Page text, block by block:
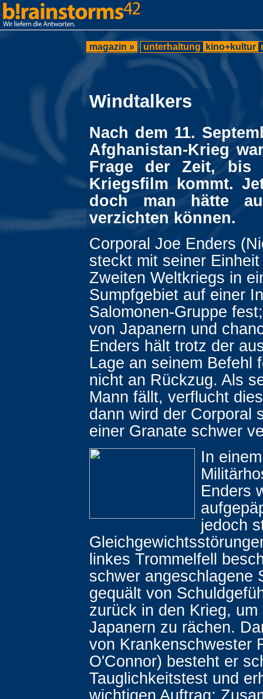
magazin » unterhaltung kino+kultur
Windtalkers
Nach dem 11.
Afghanistan-Krieg
Frage der Zeit, bis
Kriegsfilm kommt.
doch man hätte
verzichten können.
Corporal Joe Enders
steckt mit seiner
Zweiten Weltkriegs in
Sumpfgebiet auf einer
Salomonen-Gruppe
von Japanern und
Enders hält trotz der
Lage an seinem Befehl
nicht an Rückzug. Als
Mann fällt, verflucht
dann wird der Corporal
einer Granate schwer
In einem
Enders
jedoch
linkes Trommelfell
schwer angeschlagene
gequält von
zurück in den Krieg,
Japanern zu rächen.
von Krankenschwester
O'Connor) besteht er
Tauglichkeitstest und
wichtigen Auftrag: